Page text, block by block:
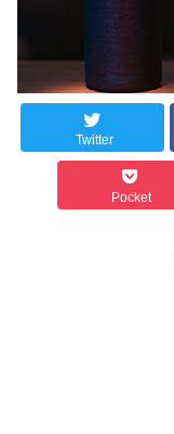
Twitter
Pocket